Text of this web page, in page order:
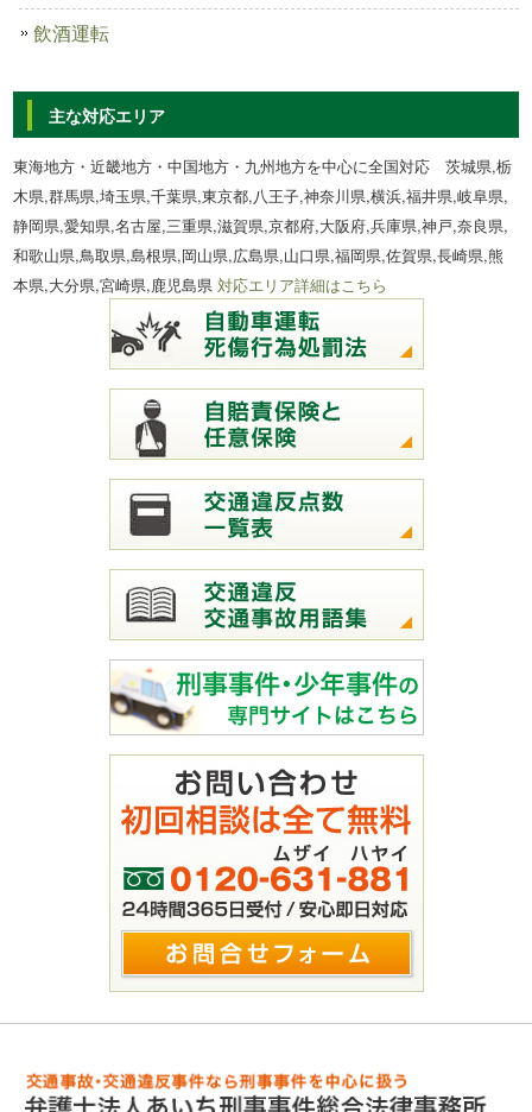
飲酒運転
主な対応エリア
東海地方・近畿地方・中国地方・九州地方を中心に全国対応 茨城県,栃
木県,群馬県,埼玉県,千葉県,東京都,八王子,神奈川県,横浜,福井県,岐阜県,
静岡県,愛知県,名古屋,三重県,滋賀県,京都府,大阪府,兵庫県,神戸,奈良県,
和歌山県,鳥取県,島根県,岡山県,広島県,山口県,福岡県,佐賀県,長崎県,熊
本県,大分県,宮崎県,鹿児島県対応エリア詳細はこちら